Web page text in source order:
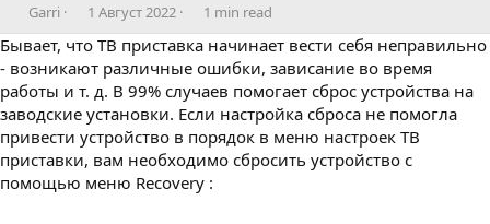
О
п
у
б
л
и
о
в
а
Garri
Д
а
т
а
у
б
л
и
к
1 Август 2022
A
r
t
i
c
l
r
e
a
1 min read
Бывает, что ТВ приставка начинает вести себя неправильно
- возникают различные ошибки, зависание во время
работы и т. д. В 99% случаев помогает сброс устройства на
заводские установки. Если настройка сброса не помогла
привести устройство в порядок в меню настроек ТВ
приставки, вам необходимо сбросить устройство с
помощью меню Recovery :